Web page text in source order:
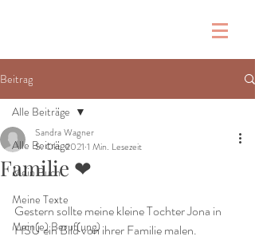
Beitrag
Alle Beiträge
Mein Buch
Meine Texte
Mein(e) Beruf(ung)
Alle Beiträge
Familie ❤
Sandra Wagner
5. Okt. 2021 1 Min. Lesezeit
Gestern sollte meine kleine Tochter Jona in
HSU ein Bild von ihrer Familie malen.